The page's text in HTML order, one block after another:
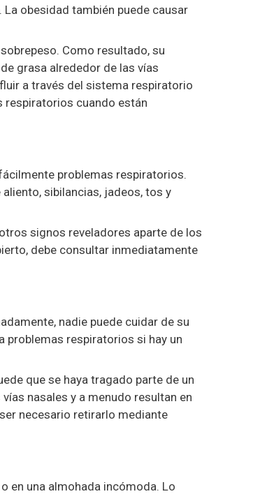
obesidad también puede causar
Como resultado, su
grasa alrededor de las vías
a través del sistema respiratorio
respiratorios cuando están
problemas respiratorios.
sibilancias, jadeos, tos y
signos reveladores aparte de los
debe consultar inmediatamente
nadie puede cuidar de su
problemas respiratorios si hay un
que se haya tragado parte de un
nasales y a menudo resultan en
necesario retirarlo mediante
en una almohada incómoda. Lo